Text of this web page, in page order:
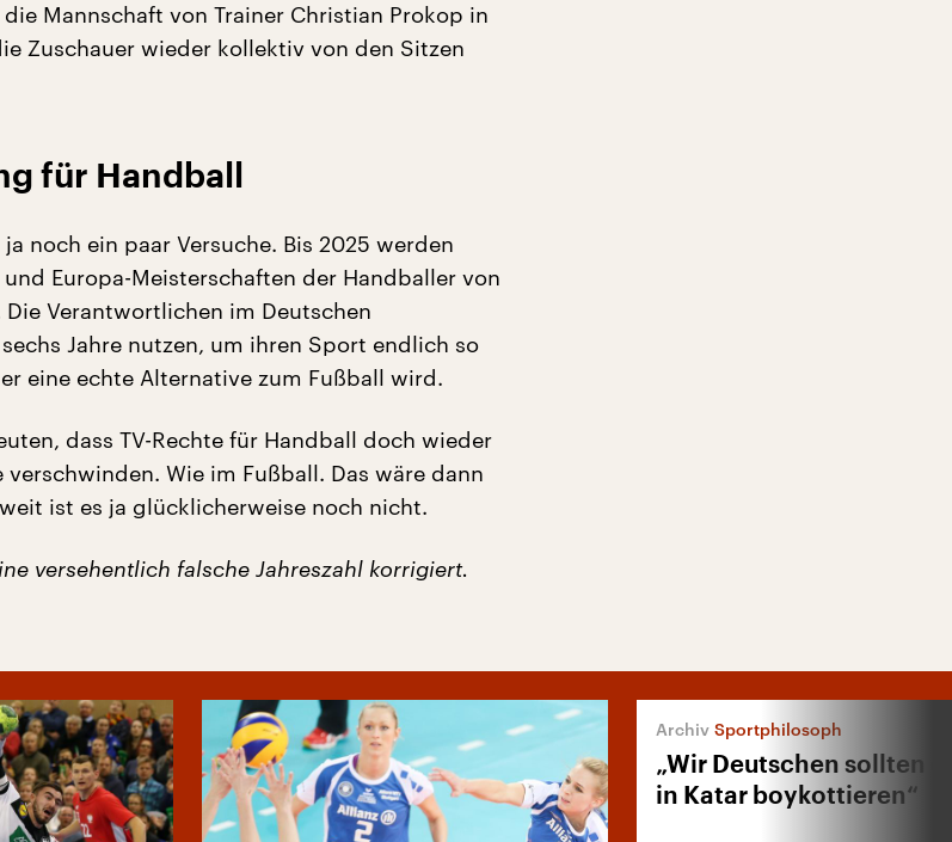
Mannschaft von Trainer Christian Prokop in
Zuschauer wieder kollektiv von den Sitzen
für Handball
noch ein paar Versuche. Bis 2025 werden
Europa-Meisterschaften der Handballer von
Die Verantwortlichen im Deutschen
Jahre nutzen, um ihren Sport endlich so
eine echte Alternative zum Fußball wird.
dass TV-Rechte für Handball doch wieder
Wie im Fußball. Das wäre dann
ist es ja glücklicherweise noch nicht.
versehentlich falsche Jahreszahl korrigiert.
Sportphilosoph
„Wir Deutschen sollten
in Katar boykottieren“